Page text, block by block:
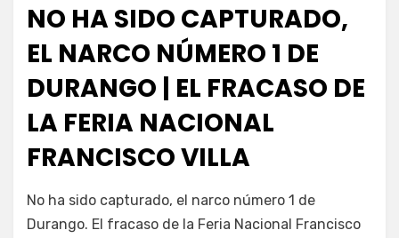
NO HA SIDO CAPTURADO,
EL NARCO NÚMERO 1 DE
DURANGO | EL FRACASO DE
LA FERIA NACIONAL
FRANCISCO VILLA
por Fernando Miranda Servín
No ha sido capturado, el narco número 1 de
Durango. El fracaso de la Feria Nacional Francisco